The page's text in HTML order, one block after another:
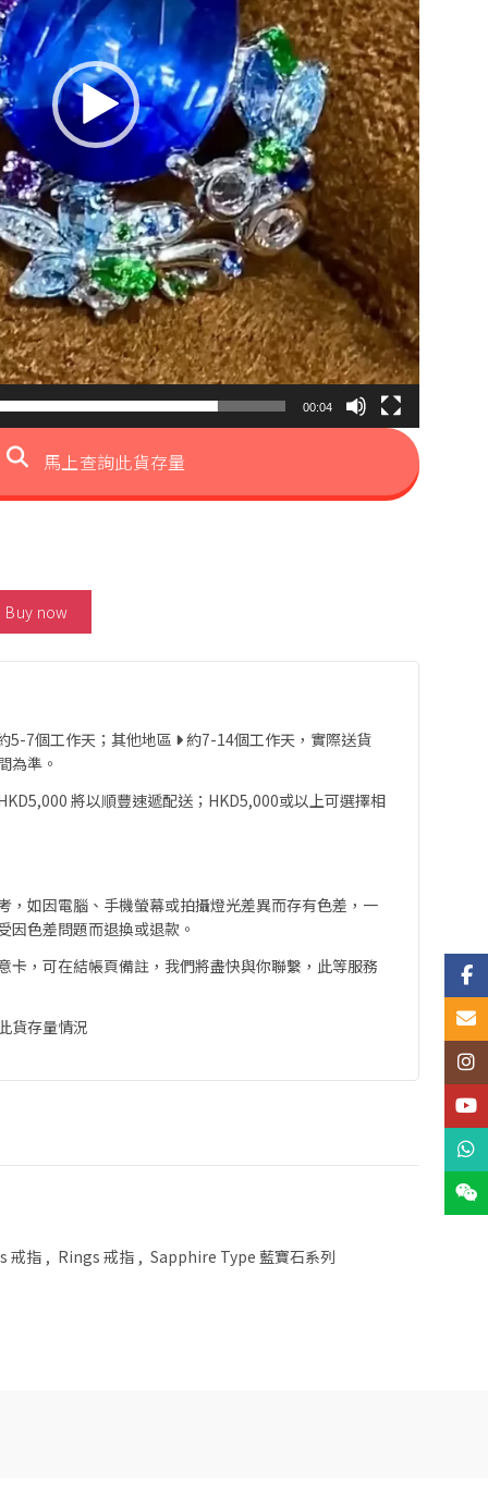
00:04
馬上查詢此貨存量
Sapphire Ring 數量
Buy now
5-7個工作天；其他地區 約7-14個工作天，實際送貨
為準。
將以順豐速遞配送；HKD5,000或以上可選擇相
，如因電腦、手機螢幕或拍攝燈光差異而存有色差，一
因色差問題而退換或退款。
卡，可在結帳頁備註，我們將盡快與你聯繫，此等服務
貨存量情況
戒指 , Rings 戒指 , Sapphire Type 藍寶石系列
Email